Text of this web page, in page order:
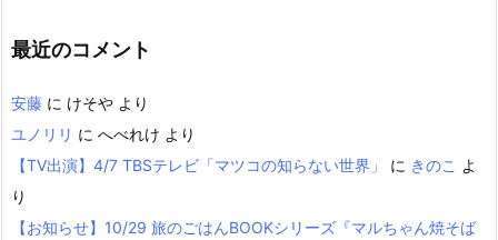
最近のコメント
安藤 に けそや より
ユノリリ に へべれけ より
【TV出演】4/7 TBSテレビ「マツコの知らない世界」
に きのこ よ
り
【お知らせ】10/29 旅のごはんBOOKシリーズ『マルちゃん焼そば